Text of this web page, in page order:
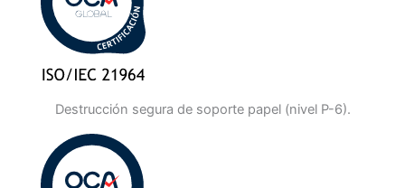
Destrucción segura de soporte papel (nivel P-6).